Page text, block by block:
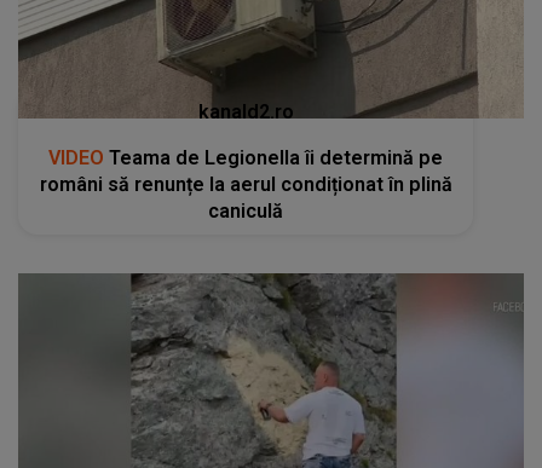
kanald2.ro
VIDEO Teama de Legionella îi determină pe
români să renunțe la aerul condiționat în plină
caniculă